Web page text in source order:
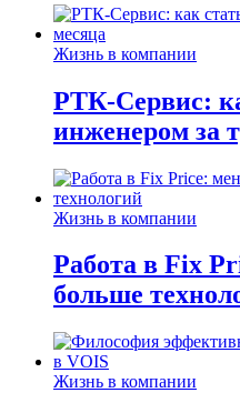
Жизнь в компании
РТК-Сервис:
инженером за
Жизнь в компании
Работа в Fix
больше
Жизнь в компании